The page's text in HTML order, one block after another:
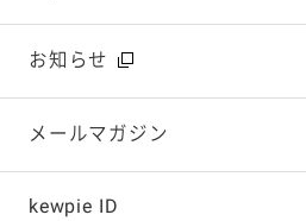
広告ギャラリー
テレビ・ラジオ
キャンペーン・イベント
お知らせ
メールマガジン
kewpie ID